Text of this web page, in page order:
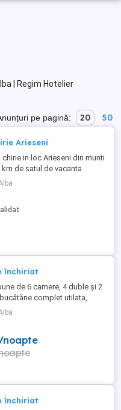
| Regim Hotelier
pe pagină: 20 50
Arieseni
chirie in loc Arieseni din munti
de satul de vacanta
familie sau oameni
toate utilitatile la dispozitie
linistita si frumoasa cu
Cu grajd, cotet pentru porci
închiriat
de 6 camere, 4 duble și 2
complet utilata,
noapte
închiriat